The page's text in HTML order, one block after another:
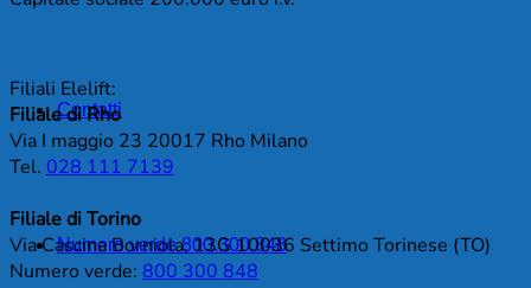
Contatti
Numero verde 800.300.848
Filiali Elelift:
Filiale di Rho
Via I maggio 23 20017 Rho Milano
Tel. 028 111 7139
Filiale di Torino
Via Cascina Borniola, 13G 10036 Settimo Torinese (TO)
Numero verde: 800 300 848